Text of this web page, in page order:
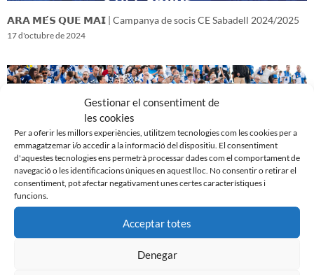
Gestionar el consentiment de
les cookies
Per a oferir les millors experiències, utilitzem tecnologies com les cookies per a
emmagatzemar i/o accedir a la informació del dispositiu. El consentiment
d'aquestes tecnologies ens permetrà processar dades com el comportament de
navegació o les identificacions úniques en aquest lloc. No consentir o retirar el
consentiment, pot afectar negativament unes certes característiques i
funcions.
Acceptar totes
Denegar
𝗔𝗥𝗔 𝗠𝗘́𝗦 𝗤𝗨𝗘 𝗠𝗔𝗜 | Campanya de socis CE Sabadell 2024/2025
17 d'octubre de 2024
𝑽𝒆𝒏𝒊𝒎 𝒅’𝒖𝒏𝒂 𝒈𝒓𝒂𝒏 𝒃𝒂𝒕𝒂𝒍𝒍𝒂…𝒊 𝒂𝒏𝒆𝒎 𝒂 𝒑𝒆𝒓 𝒍𝒂 𝒔𝒆𝒈𝒖̈𝒆𝒏𝒕